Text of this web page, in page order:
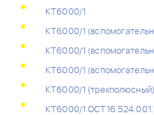
КТ6000/1
КТ6000/1
КТ6000/1
КТ6000/1
КТ6000/1 (трехполюсный)
КТ6000/1